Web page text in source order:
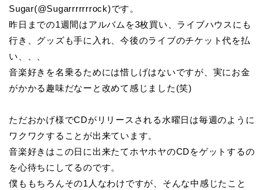
Sugar(@Sugarrrrrrrock)です。
昨日までの1週間はアルバムを3枚買い、ライブハウスにも
行き、グッズも手に入れ、今後のライブのチケット代を払
い、、、
音楽好きを名乗るためには惜しげはないですが、実にお金
がかかる趣味だなーと改めて感じました(笑)
ただおかげ様でCDがリリースされる水曜日は毎週のように
ワクワクすることが出来ています。
音楽好きはこの日に出来たてホヤホヤのCDをゲットするの
を心待ちにしてるのです。
僕ももちろんその1人なわけですが、そんな中感じたこと